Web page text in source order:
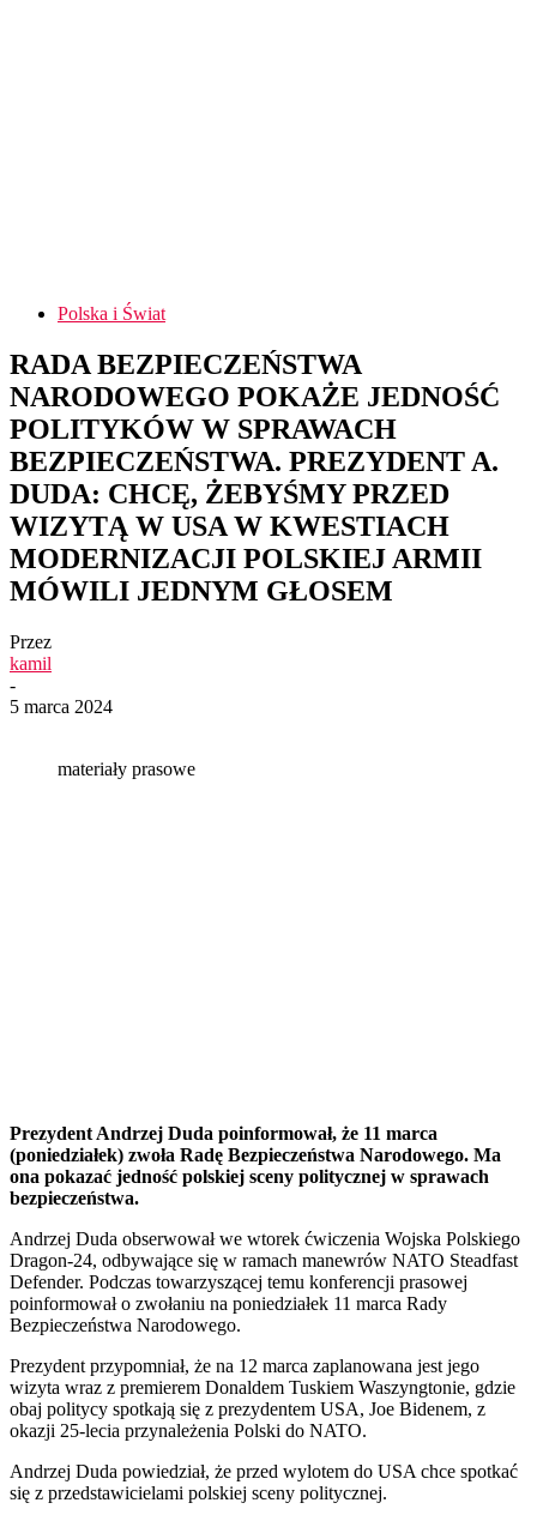
Polska i Świat
RADA BEZPIECZEŃSTWA
NARODOWEGO POKAŻE JEDNOŚĆ
POLITYKÓW W SPRAWACH
BEZPIECZEŃSTWA. PREZYDENT A.
DUDA: CHCĘ, ŻEBYŚMY PRZED
WIZYTĄ W USA W KWESTIACH
MODERNIZACJI POLSKIEJ ARMII
MÓWILI JEDNYM GŁOSEM
Przez
kamil
-
5 marca 2024
materiały prasowe
Prezydent Andrzej Duda poinformował, że 11 marca
(poniedziałek) zwoła Radę Bezpieczeństwa Narodowego. Ma
ona pokazać jedność polskiej sceny politycznej w sprawach
bezpieczeństwa.
Andrzej Duda obserwował we wtorek ćwiczenia Wojska Polskiego
Dragon-24, odbywające się w ramach manewrów NATO Steadfast
Defender. Podczas towarzyszącej temu konferencji prasowej
poinformował o zwołaniu na poniedziałek 11 marca Rady
Bezpieczeństwa Narodowego.
Prezydent przypomniał, że na 12 marca zaplanowana jest jego
wizyta wraz z premierem Donaldem Tuskiem Waszyngtonie, gdzie
obaj politycy spotkają się z prezydentem USA, Joe Bidenem, z
okazji 25-lecia przynależenia Polski do NATO.
Andrzej Duda powiedział, że przed wylotem do USA chce spotkać
się z przedstawicielami polskiej sceny politycznej.